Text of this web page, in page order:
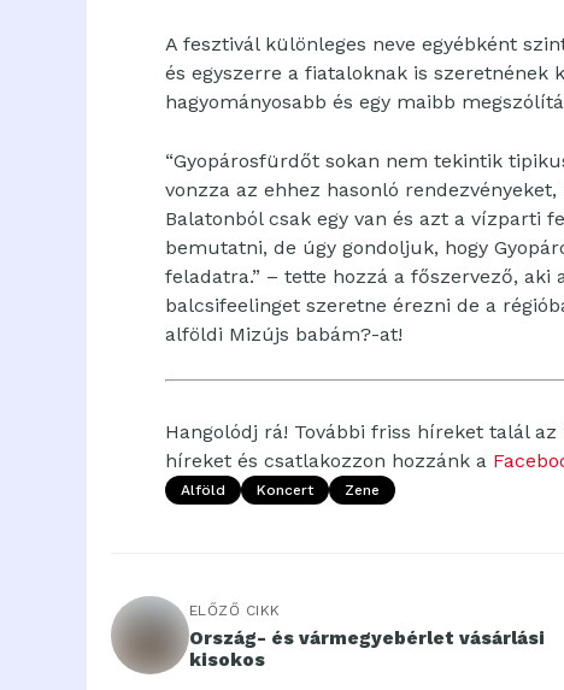
A fesztivál különleges neve egyébként
és egyszerre a fiataloknak is szeretnének
hagyományosabb és egy maibb
“Gyopárosfürdőt sokan nem tekintik
vonzza az ehhez hasonló
Balatonból csak egy van és azt a vízparti
bemutatni, de úgy gondoljuk, hogy
feladatra.” – tette hozzá a főszervező,
balcsifeelinget szeretne érezni de a
alföldi Mizújs babám?-at!
Hangolódj rá! További friss híreket talál az
híreket és csatlakozzon hozzánk a
Alföld Koncert Zene
ELŐZŐ CIKK
Ország- és vármegyebérlet vásárlási
kisokos